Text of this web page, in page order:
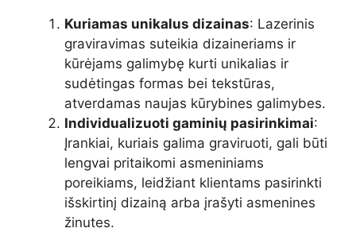
Kuriamas unikalus dizainas: Lazerinis
graviravimas suteikia dizaineriams ir
kūrėjams galimybę kurti unikalias ir
sudėtingas formas bei tekstūras,
atverdamas naujas kūrybines galimybes.
Individualizuoti gaminių pasirinkimai:
Įrankiai, kuriais galima graviruoti, gali būti
lengvai pritaikomi asmeniniams
poreikiams, leidžiant klientams pasirinkti
išskirtinį dizainą arba įrašyti asmenines
žinutes.